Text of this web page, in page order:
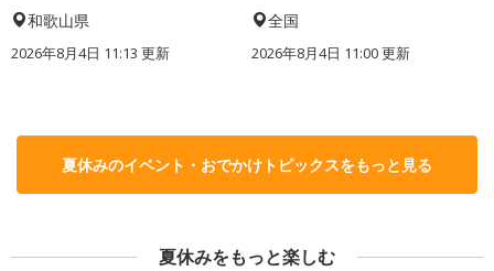
和歌山県
2026年8月4日 11:13 更新
全国
2026年8月4日 11:00更新
夏休みのイベント・おでかけトピックスをもっと見る
夏休みをもっと楽しむ